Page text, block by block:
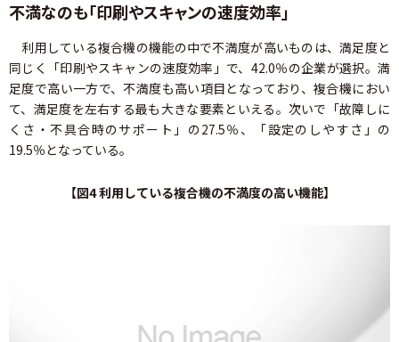
不満なのも「印刷やスキャンの速度効率」
利用している複合機の機能の中で不満度が高いものは、満足度と
同じく「印刷やスキャンの速度効率」で、42.0％の企業が選択。満
足度で高い一方で、不満度も高い項目となっており、複合機におい
て、満足度を左右する最も大きな要素といえる。次いで「故障しに
くさ・不具合時のサポート」の27.5％、「設定のしやすさ」の
19.5％となっている。
【図4 利用している複合機の不満度の高い機能】